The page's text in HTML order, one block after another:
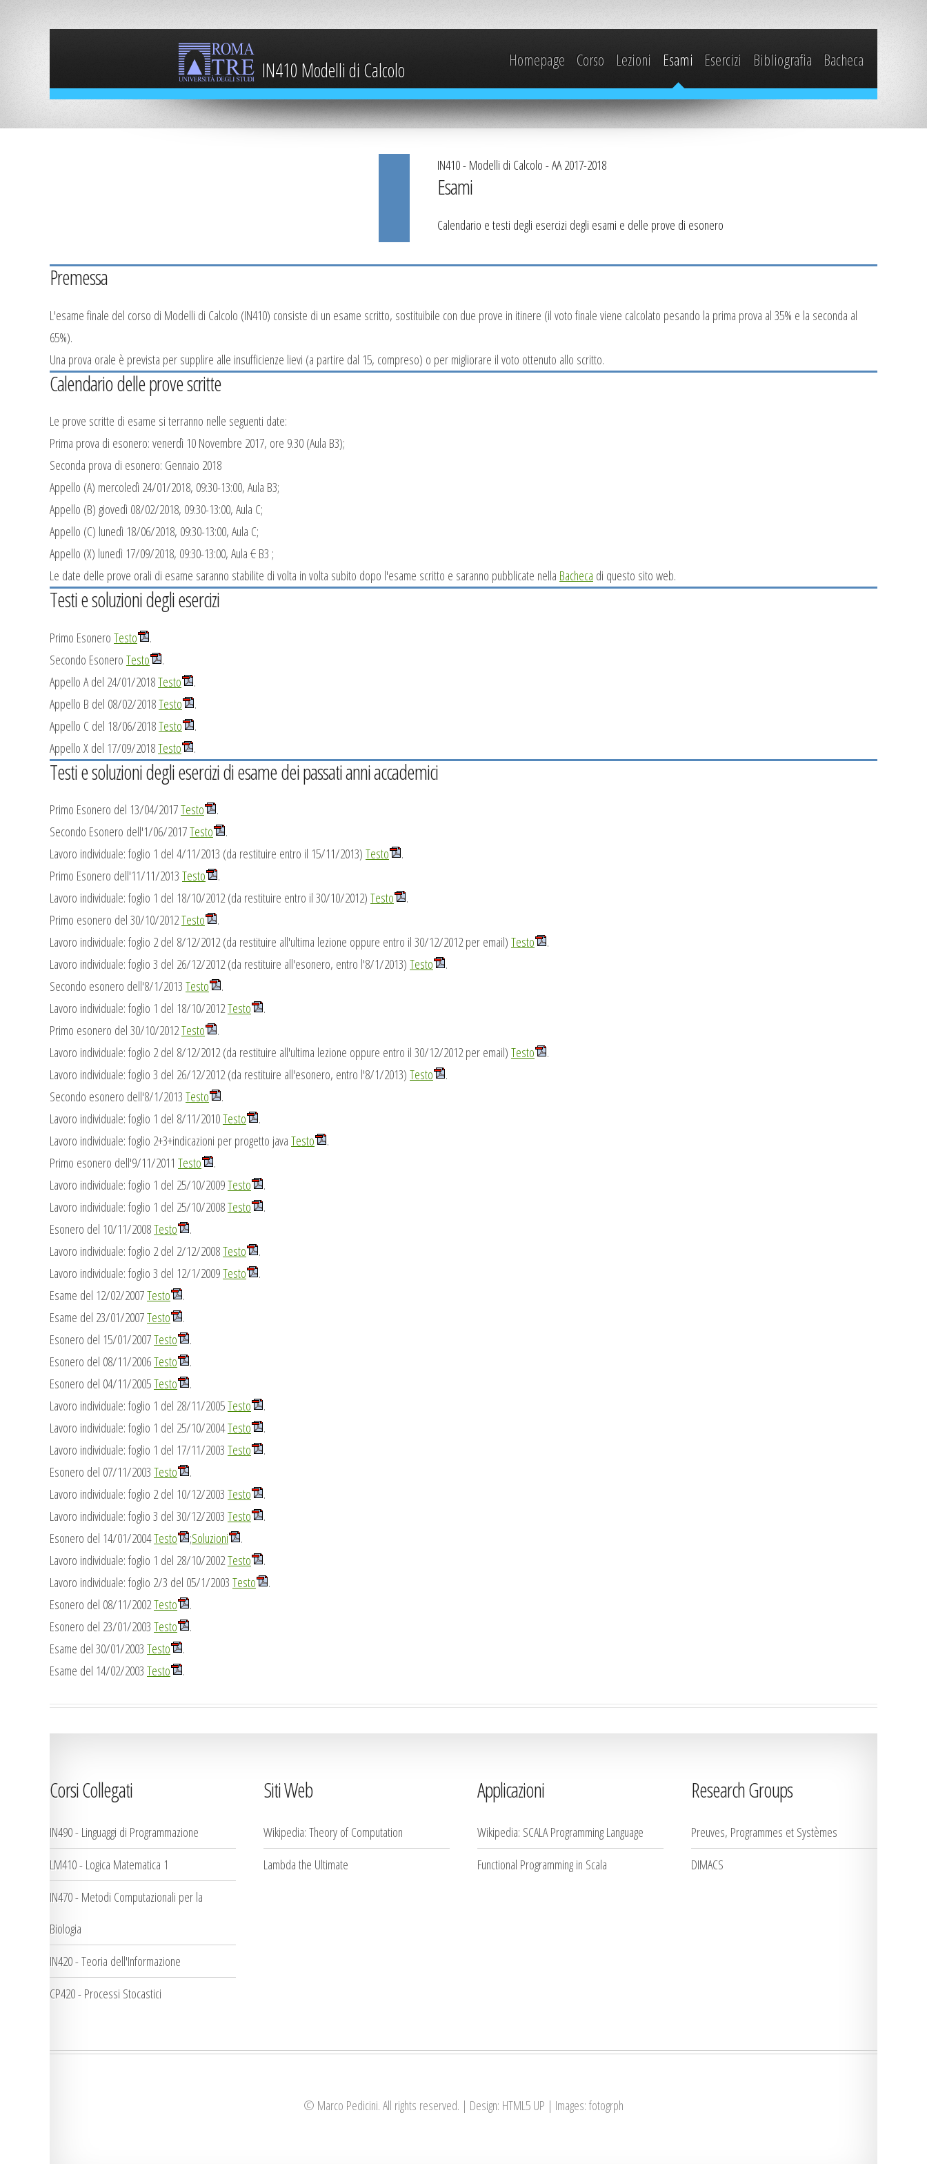
IN410 Modelli di Calcolo Homepage Corso Lezioni Esami Esercizi Bibliografia Bacheca
IN410 - Modelli di Calcolo - AA 2017-2018
Esami
Calendario e testi degli esercizi degli esami e delle prove di esonero
Premessa
L'esame finale del corso di Modelli di Calcolo (IN410) consiste di un esame scritto, sostituibile con due prove in itinere (il voto finale viene calcolato pesando la prima prova al 35% e la seconda al
65%).
Una prova orale è prevista per supplire alle insufficienze lievi (a partire dal 15, compreso) o per migliorare il voto ottenuto allo scritto.
Calendario delle prove scritte
Le prove scritte di esame si terranno nelle seguenti date:
Prima prova di esonero: venerdì 10 Novembre 2017, ore 9.30 (Aula B3);
Seconda prova di esonero: Gennaio 2018
Appello (A) mercoledì 24/01/2018, 09:30-13:00, Aula B3;
Appello (B) giovedì 08/02/2018, 09:30-13:00, Aula C;
Appello (C) lunedì 18/06/2018, 09:30-13:00, Aula C;
Appello (X) lunedì 17/09/2018, 09:30-13:00, Aula C B3 ;
Le date delle prove orali di esame saranno stabilite di volta in volta subito dopo l'esame scritto e saranno pubblicate nella Bacheca di questo sito web.
Testi e soluzioni degli esercizi
Primo Esonero Testo
.
Secondo Esonero Testo
.
Appello A del 24/01/2018Testo
.
Appello B del 08/02/2018Testo
.
Appello C del 18/06/2018Testo
.
Appello X del 17/09/2018Testo .
Testi e soluzioni degli esercizi di esame dei passati anni accademici
Primo Esonero del 13/04/2017Testo
.
Secondo Esonero dell'1/06/2017Testo
.
Lavoro individuale: foglio 1 del 4/11/2013 (da restituire entro il 15/11/2013) Testo
.
Primo Esonero dell'11/11/2013 Testo
.
Lavoro individuale: foglio 1 del 18/10/2012 (da restituire entro il 30/10/2012) Testo
.
Primo esonero del 30/10/2012Testo
.
Lavoro individuale: foglio 2 del 8/12/2012 (da restituire all'ultima lezione oppure entro il 30/12/2012 per email) Testo
.
Lavoro individuale: foglio 3 del 26/12/2012 (da restituire all'esonero, entro l'8/1/2013) Testo
.
Secondo esonero dell'8/1/2013 Testo
.
Lavoro individuale: foglio 1 del 18/10/2012Testo
.
Primo esonero del 30/10/2012Testo
.
Lavoro individuale: foglio 2 del 8/12/2012 (da restituire all'ultima lezione oppure entro il 30/12/2012 per email) Testo
.
Lavoro individuale: foglio 3 del 26/12/2012 (da restituire all'esonero, entro l'8/1/2013) Testo
.
Secondo esonero dell'8/1/2013 Testo
.
Lavoro individuale: foglio 1 del 8/11/2010Testo
.
Lavoro individuale: foglio 2+3+indicazioni per progetto java Testo
.
Primo esonero dell'9/11/2011 Testo
.
Lavoro individuale: foglio 1 del 25/10/2009Testo
.
Lavoro individuale: foglio 1 del 25/10/2008Testo
.
Esonero del 10/11/2008Testo
.
Lavoro individuale: foglio 2 del 2/12/2008Testo
.
Lavoro individuale: foglio 3 del 12/1/2009Testo
.
Esame del 12/02/2007Testo
.
Esame del 23/01/2007Testo
.
Esonero del 15/01/2007Testo
.
Esonero del 08/11/2006Testo
.
Esonero del 04/11/2005Testo
.
Lavoro individuale: foglio 1 del 28/11/2005Testo
.
Lavoro individuale: foglio 1 del 25/10/2004Testo
.
Lavoro individuale: foglio 1 del 17/11/2003 Testo
.
Esonero del 07/11/2003 Testo
.
Lavoro individuale: foglio 2 del 10/12/2003 Testo
.
Lavoro individuale: foglio 3 del 30/12/2003 Testo
.
Esonero del 14/01/2004Testo ;Soluzioni
.
Lavoro individuale: foglio 1 del 28/10/2002Testo
.
Lavoro individuale: foglio 2/3 del 05/1/2003 Testo
.
Esonero del 08/11/2002Testo
.
Esonero del 23/01/2003 Testo
.
Esame del 30/01/2003 Testo
.
Esame del 14/02/2003 Testo .
Corsi Collegati
IN490 - Linguaggi di Programmazione
LM410 - Logica Matematica 1
IN470 - Metodi Computazionali per la
Biologia
IN420 - Teoria dell'Informazione
CP420 - Processi Stocastici
Siti Web
Wikipedia: Theory of Computation
Lambda the Ultimate
Applicazioni
Wikipedia: SCALA Programming Language
Functional Programming in Scala
Research Groups
Preuves, Programmes et Systèmes
DIMACS
© Marco Pedicini. All rights reserved. | Design: HTML5 UP | Images: fotogrph